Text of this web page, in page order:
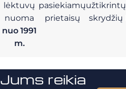
lėktuvų
nuoma
nuo 1991
m.
pasiekiamų
prietaisų
užtikrintų
skrydžių
Jums reikia